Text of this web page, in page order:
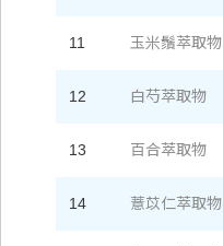
11 玉米鬚萃取物
12 白芍萃取物
13 百合萃取物
14 薏苡仁萃取物